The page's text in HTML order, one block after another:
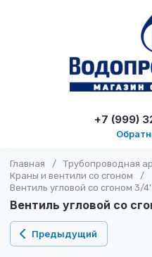
+7 (999)
Главная / Трубопроводная
Краны и вентили со сгоном
/
Вентиль угловой со сгоном 3/4'
Вентиль угловой со
Предыдущий